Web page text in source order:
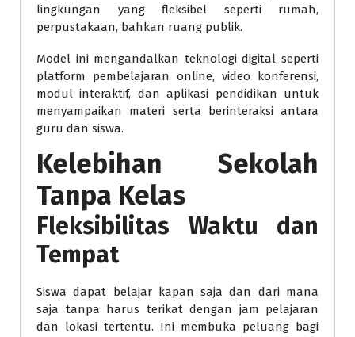
lingkungan yang fleksibel seperti rumah,
perpustakaan, bahkan ruang publik.
Model ini mengandalkan teknologi digital seperti
platform pembelajaran online, video konferensi,
modul interaktif, dan aplikasi pendidikan untuk
menyampaikan materi serta berinteraksi antara
guru dan siswa.
Kelebihan Sekolah
Tanpa Kelas
Fleksibilitas Waktu dan
Tempat
Siswa dapat belajar kapan saja dan dari mana
saja tanpa harus terikat dengan jam pelajaran
dan lokasi tertentu. Ini membuka peluang bagi